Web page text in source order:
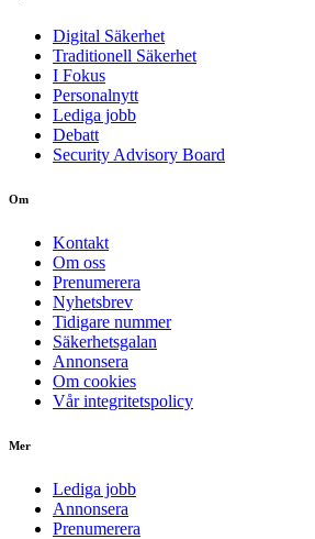
Digital Säkerhet
Traditionell Säkerhet
I Fokus
Personalnytt
Lediga jobb
Debatt
Security Advisory Board
Om
Kontakt
Om oss
Prenumerera
Nyhetsbrev
Tidigare nummer
Säkerhetsgalan
Annonsera
Om cookies
Vår integritetspolicy
Mer
Lediga jobb
Annonsera
Prenumerera